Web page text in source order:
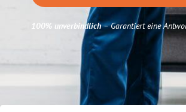
100% unverbindlich– Garantiert eine